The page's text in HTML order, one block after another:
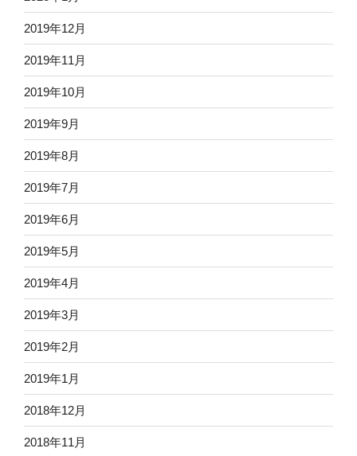
2019年12月
2019年11月
2019年10月
2019年9月
2019年8月
2019年7月
2019年6月
2019年5月
2019年4月
2019年3月
2019年2月
2019年1月
2018年12月
2018年11月